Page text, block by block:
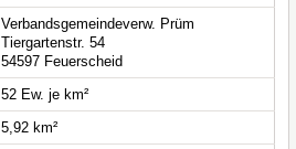
Verbandsgemeindeverw. Prüm
Tiergartenstr. 54
54597 Feuerscheid
52 Ew. je km²
5,92 km²